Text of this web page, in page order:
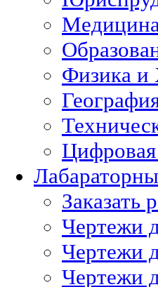
Физика и
Заказать
Чертежи
Чертежи
Чертежи